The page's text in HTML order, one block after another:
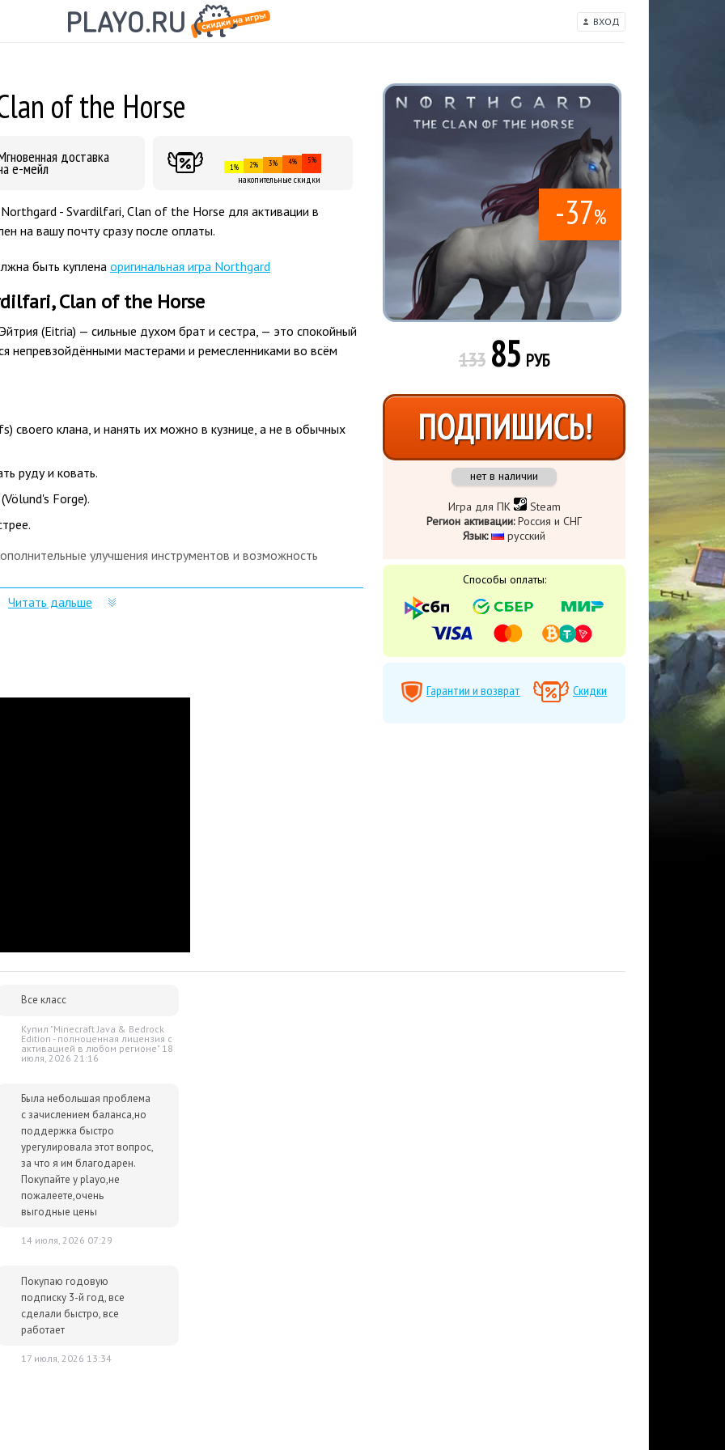
ВХОД
of the Horse
доставка
е-мейл 1% 2% 3% 4% 5%
накопительные скидки
- Svardilfari, Clan of the Horse для активации в
на вашу почту сразу после оплаты.
быть куплена оригинальная игра Northgard
Clan of the Horse
(Eitria) — сильные духом брат и сестра, — это спокойный
непревзойдёнными мастерами и ремесленниками во всём
своего клана, и нанять их можно в кузнице, а не в обычных
руду и ковать.
Forge).
улучшения инструментов и возможность
повышает живучесть военачальников, а также
Улучшение этой кузницы позволяет увеличить
сразу после оплаты отобразится в Личном кабинете и будет
для вас всегда будут дешевле розничной цены. При этом
Читать дальше
-37%
133 85 РУБ
ПОДПИШИСЬ!
нет в наличии
Игра для ПК
Steam
Регион активации:Россия и СНГ
Язык:
​ русский
Способы оплаты:
Гарантии и возврат Скидки
Все класс
Купил "Minecraft Java & Bedrock
Edition - полноценная лицензия c
активацией в любом регионе" 18
июля, 2026 21:16
Была небольшая проблема
с зачислением баланса,но
поддержка быстро
урегулировала этот вопрос,
за что я им благодарен.
Покупайте у playo,не
пожалеете,очень
выгодные цены
14 июля, 2026 07:29
Покупаю годовую
подписку 3-й год, все
сделали быстро, все
работает
17 июля, 2026 13:34